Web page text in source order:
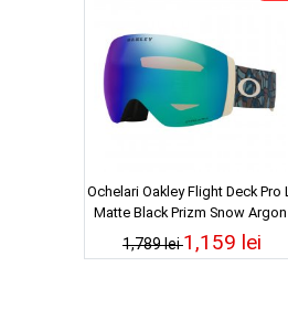
Ochelari Oakley Flight Deck Pro L
Matte Black Prizm Snow Argon
Iridium 25/26
1,789 lei1,159 lei